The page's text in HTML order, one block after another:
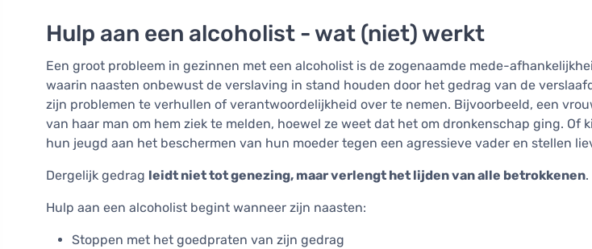
Hulp aan een alcoholist - wat (niet) werkt
Een groot probleem in gezinnen met een alcoholist is de zogenaamde mede-
waarin naasten onbewust de verslaving in stand houden door het gedrag van de
zijn problemen te verhullen of verantwoordelijkheid over te nemen. Bijvoorbeeld, een
van haar man om hem ziek te melden, hoewel ze weet dat het om dronkenschap ging. Of
hun jeugd aan het beschermen van hun moeder tegen een agressieve vader en stellen
Dergelijk gedrag leidt niet tot genezing, maar verlengt het lijden van alle betrokkenen.
Hulp aan een alcoholist begint wanneer zijn naasten:
Stoppen met het goedpraten van zijn gedrag